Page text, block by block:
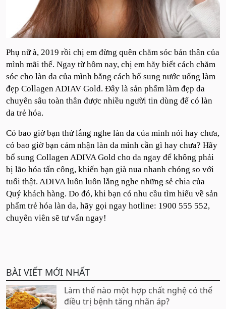
Phụ nữ à, 2019 rồi chị em đừng quên chăm sóc bản thân của
mình mãi thế. Ngay từ hôm nay, chị em hãy biết cách chăm
sóc cho làn da của mình bằng cách bổ sung nước uống làm
đẹp Collagen ADIAV Gold. Đây là sản phẩm làm đẹp da
chuyên sâu toàn thân được nhiều người tin dùng để có làn
da trẻ hóa.
Có bao giờ bạn thử lắng nghe làn da của mình nói hay chưa,
có bao giờ bạn cảm nhận làn da mình cần gì hay chưa? Hãy
bổ sung Collagen ADIVA Gold cho da ngay để không phải
bị lão hóa tấn công, khiến bạn già nua nhanh chóng so với
tuổi thật. ADIVA luôn luôn lắng nghe những sẻ chia của
Quý khách hàng. Do đó, khi bạn có nhu cầu tìm hiểu về sản
phẩm trẻ hóa làn da, hãy gọi ngay hotline: 1900 555 552,
chuyên viên sẽ tư vấn ngay!
BÀI VIẾT MỚI NHẤT
Làm thế nào một hợp chất nghệ có thể
điều trị bệnh tăng nhãn áp?